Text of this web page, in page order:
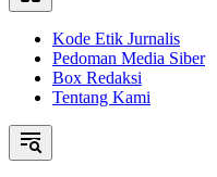
Kode Etik Jurnalis
Pedoman Media Siber
Box Redaksi
Tentang Kami